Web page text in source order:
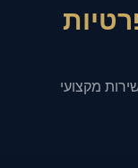
מקצועי